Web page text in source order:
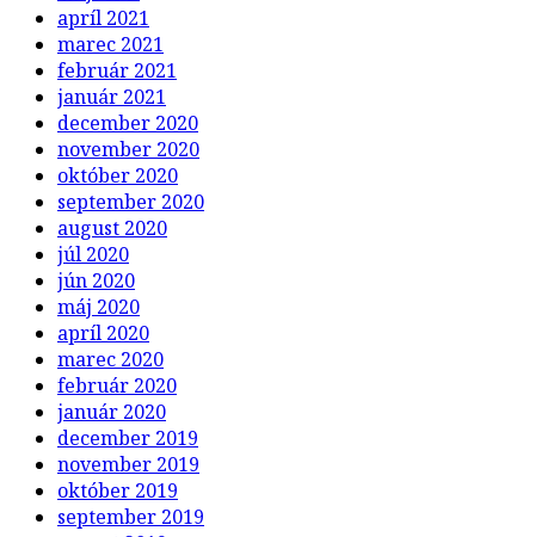
apríl 2021
marec 2021
február 2021
január 2021
december 2020
november 2020
október 2020
september 2020
august 2020
júl 2020
jún 2020
máj 2020
apríl 2020
marec 2020
február 2020
január 2020
december 2019
november 2019
október 2019
september 2019